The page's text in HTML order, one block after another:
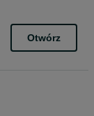
Otwórz